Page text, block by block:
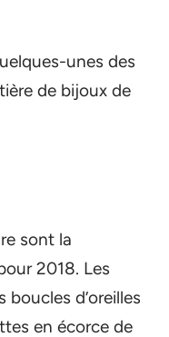
unes des
de bijoux de
sont la
2018. Les
d’oreilles
en écorce de